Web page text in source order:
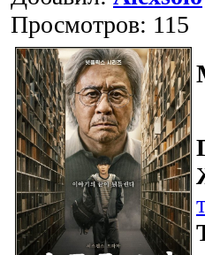
Просмотров: 115